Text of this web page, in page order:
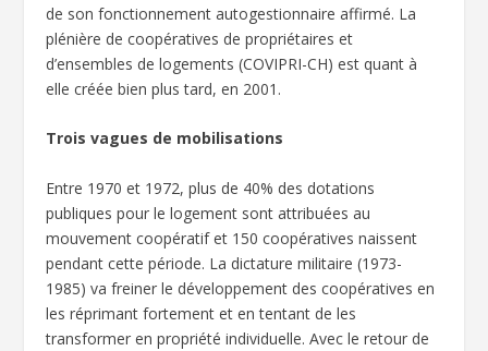
de son fonctionnement autogestionnaire affirmé. La
plénière de coopératives de propriétaires et
d’ensembles de logements (COVIPRI-CH) est quant à
elle créée bien plus tard, en 2001.
Trois vagues de mobilisations
Entre 1970 et 1972, plus de 40% des dotations
publiques pour le logement sont attribuées au
mouvement coopératif et 150 coopératives naissent
pendant cette période. La dictature militaire (1973-
1985) va freiner le développement des coopératives en
les réprimant fortement et en tentant de les
transformer en propriété individuelle. Avec le retour de